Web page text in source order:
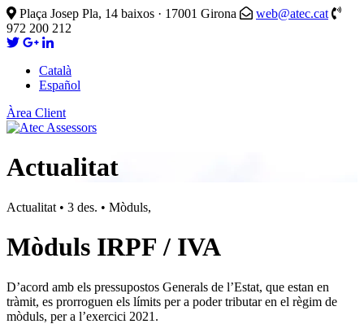
Plaça Josep Pla, 14 baixos · 17001 Girona
web@atec.cat
972 200 212
Català
Español
Àrea Client
Actualitat
Actualitat • 3 des. • Mòduls,
Mòduls IRPF / IVA
D’acord amb els pressupostos Generals de l’Estat, que estan en
tràmit, es prorroguen els límits per a poder tributar en el règim de
mòduls, per a l’exercici 2021.